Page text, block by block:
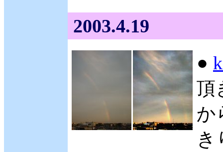
2003.4.19
●
頂
か